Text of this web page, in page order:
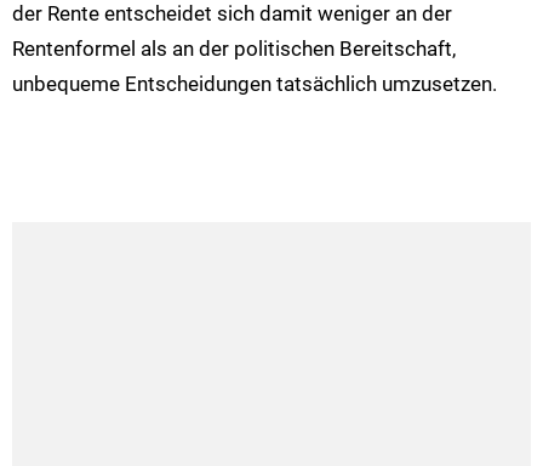
der Rente entscheidet sich damit weniger an der
Rentenformel als an der politischen Bereitschaft,
unbequeme Entscheidungen tatsächlich umzusetzen.